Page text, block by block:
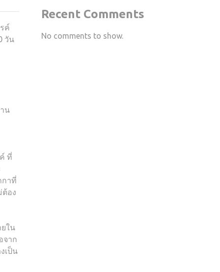
ค์
วัน
น
ที่
กาที่
อง
ใน
จาก
เป็น
Recent Comments
No comments to show.